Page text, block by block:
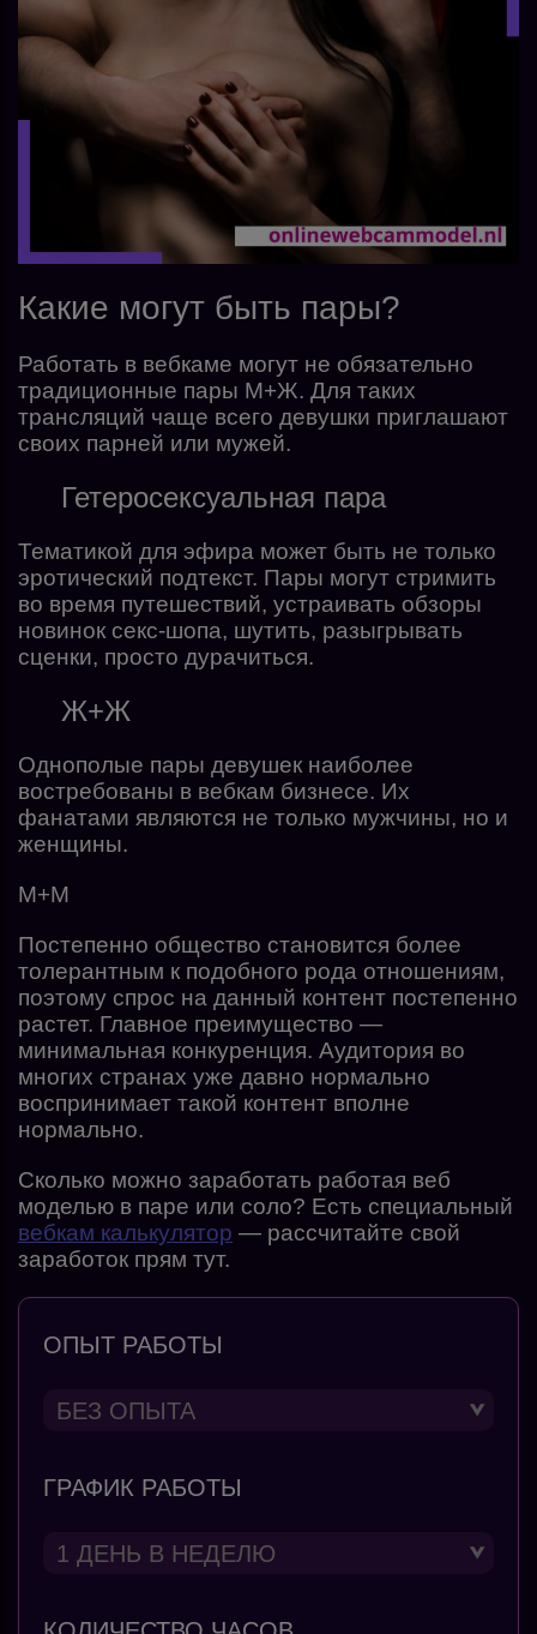
Какие могут быть пары?
Работать в вебкаме могут не обязательно
традиционные пары М+Ж. Для таких
трансляций чаще всего девушки приглашают
своих парней или мужей.
Гетеросексуальная пара
Тематикой для эфира может быть не только
эротический подтекст. Пары могут стримить
во время путешествий, устраивать обзоры
новинок секс-шопа, шутить, разыгрывать
сценки, просто дурачиться.
Ж+Ж
Однополые пары девушек наиболее
востребованы в вебкам бизнесе. Их
фанатами являются не только мужчины, но и
женщины.
М+М
Постепенно общество становится более
толерантным к подобного рода отношениям,
поэтому спрос на данный контент постепенно
растет. Главное преимущество —
минимальная конкуренция. Аудитория во
многих странах уже давно нормально
воспринимает такой контент вполне
нормально.
Сколько можно заработать работая веб
моделью в паре или соло? Есть специальный
вебкам калькулятор — рассчитайте свой
заработок прям тут.
ОПЫТ РАБОТЫ
ГРАФИК РАБОТЫ